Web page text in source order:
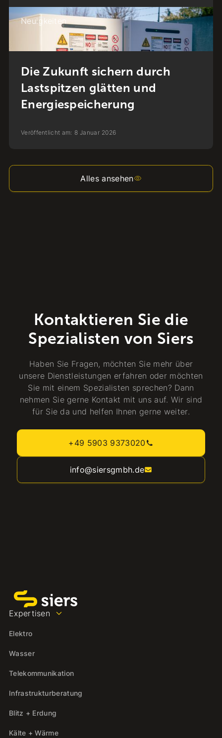
Neuigkeiten
Die Zukunft sichern durch
Lastspitzen glätten und
Energiespeicherung
Veröffentlicht am: 8 Januar 2026
Alles ansehen
Kontaktieren Sie die
Spezialisten von Siers
Haben Sie Fragen, möchten Sie mehr über
unsere Dienstleistungen erfahren oder möchten
Sie mit einem Spezialisten sprechen? Dann
nehmen Sie gerne Kontakt mit uns auf. Wir sind
für Sie da und helfen Ihnen gerne weiter.
+49 5903 9373020
info@siersgmbh.de
Expertisen
Elektro
Wasser
Telekommunikation
Infrastrukturberatung
Blitz + Erdung
Kälte + Wärme